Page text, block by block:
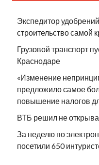
Экспедитор
строительство самой
Грузовой транспорт
Краснодаре
«Изменение
предложило самое
повышение налогов
ВТБ решил не
За неделю по
посетили 650